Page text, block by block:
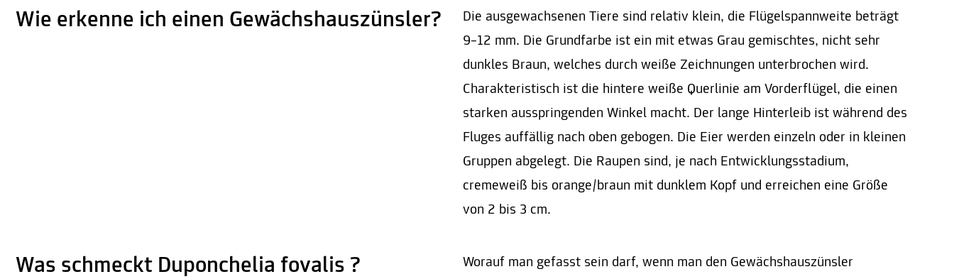
Wie erkenne ich einen Gewächshauszünsler?
Die ausgewachsenen Tiere sind relativ klein, die Flügelspannweite beträgt
9–12 mm. Die Grundfarbe ist ein mit etwas Grau gemischtes, nicht sehr
dunkles Braun, welches durch weiße Zeichnungen unterbrochen wird.
Charakteristisch ist die hintere weiße Querlinie am Vorderflügel, die einen
starken ausspringenden Winkel macht. Der lange Hinterleib ist während des
Fluges auffällig nach oben gebogen. Die Eier werden einzeln oder in kleinen
Gruppen abgelegt. Die Raupen sind, je nach Entwicklungsstadium,
cremeweiß bis orange/braun mit dunklem Kopf und erreichen eine Größe
von 2 bis 3 cm.
Was schmeckt Duponchelia fovalis ?
Worauf man gefasst sein darf, wenn man den Gewächshauszünsler